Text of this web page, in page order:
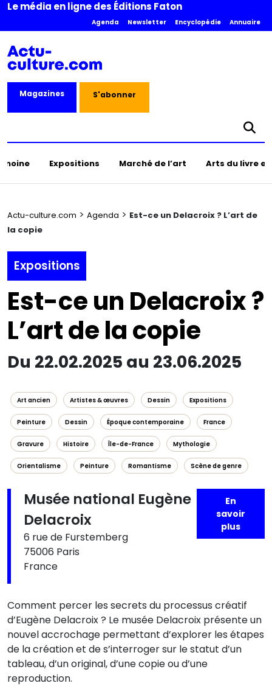
Le média en ligne des Éditions Faton
Agenda Newsletter Encyclopédie Annuaire
Magazines S'abonner
Expositions Marché de l’art Arts du livre
Actu-culture.com > Agenda > Est-ce un Delacroix ? L’art de
la copie
Expositions
Est-ce un Delacroix ?
L’art de la copie
Du 22.02.2025 au 23.06.2025
Art ancien Artistes & œuvres Dessin Expositions
Peinture Dessin Époque contemporaine France
Gravure Histoire Île-de-France Mythologie
Orientalisme Peinture Romantisme Scène de genre
Musée national Eugène
Delacroix
6 rue de Furstemberg
75006 Paris
France
En
savoir
plus
Comment percer les secrets du processus créatif
d’Eugène Delacroix ? Le musée Delacroix présente un
nouvel accrochage permettant d’explorer les étapes
de la création et de s’interroger sur le statut d’un
tableau, d’un original, d’une copie ou d’une
reproduction.